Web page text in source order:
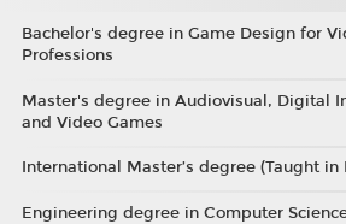
Bachelor's degree in Game Design for
Professions
Master's degree in Audiovisual, Digital
and Video Games
International Master’s degree (Taught in
Engineering degree in Computer